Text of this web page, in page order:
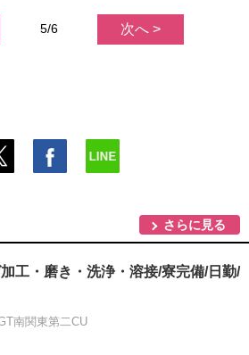
5/6 次へ >
さらに見る
工・磨き・洗浄・溶接/寮完備/日勤/
南関東第二CU